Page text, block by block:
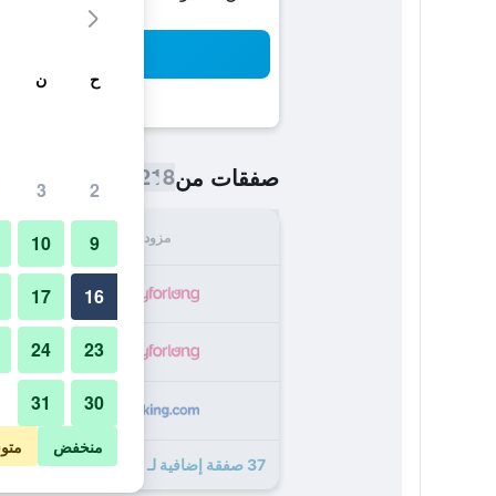
صفقات من218 ﷼
مزود
37 صفقة إضافية لـ Bypillow Castellana
ح ن
2
3
9
10
16
17
23
24
30
31
منخفض